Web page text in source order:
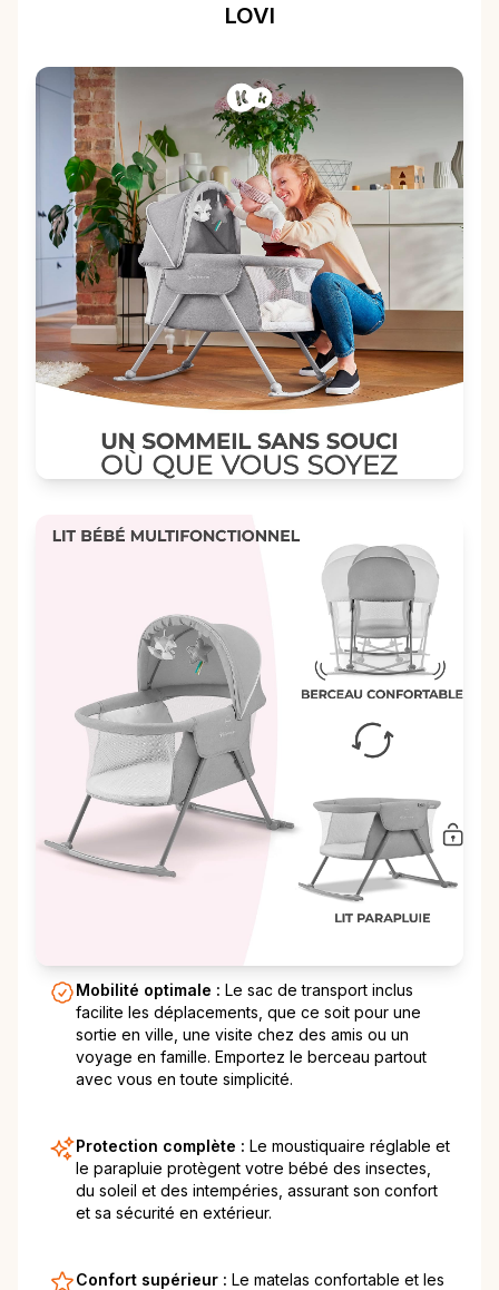
LOVI
Mobilité optimale : Le sac de transport inclus
facilite les déplacements, que ce soit pour une
sortie en ville, une visite chez des amis ou un
voyage en famille. Emportez le berceau partout
avec vous en toute simplicité.
Protection complète : Le moustiquaire réglable et
le parapluie protègent votre bébé des insectes,
du soleil et des intempéries, assurant son confort
et sa sécurité en extérieur.
Confort supérieur : Le matelas confortable et les